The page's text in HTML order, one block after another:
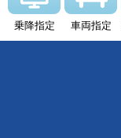
乗降指定 車両指定